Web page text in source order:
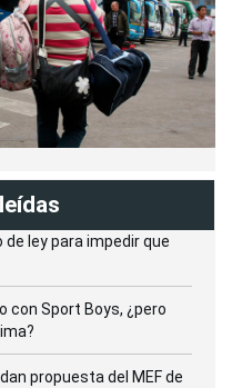
ley para impedir que
con Sport Boys, ¿pero
propuesta del MEF de